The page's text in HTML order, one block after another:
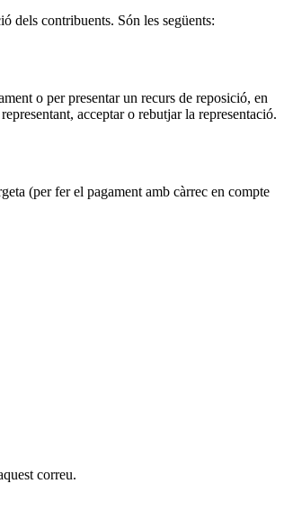
dels contribuents. Són les següents:
o per presentar un recurs de reposició, en
acceptar o rebutjar la representació.
(per fer el pagament amb càrrec en compte
correu.